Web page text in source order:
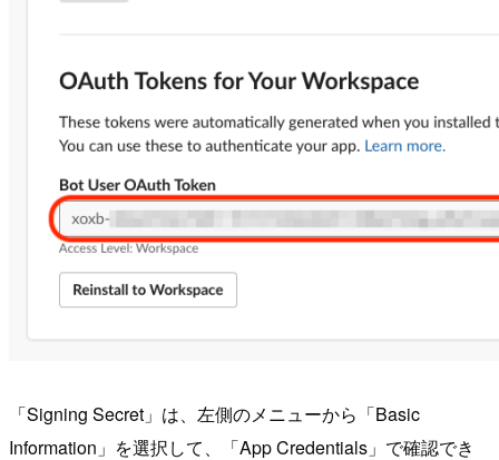
「Signing Secret」は、左側のメニューから「Basic
Information」を選択して、「App Credentials」で確認でき